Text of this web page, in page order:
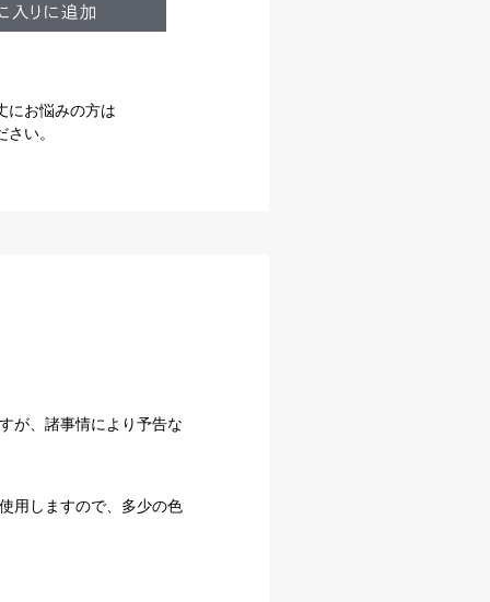
にお悩みの方は
い。
が、諸事情により予告な
用しますので、多少の色